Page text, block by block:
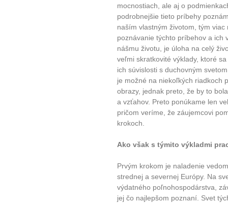
mocnostiach, ale aj o
podrobnejšie tieto príbehy
naším vlastným životom, tým
poznávanie týchto príbehov a ich
nášmu životu, je úloha na celý
veľmi skratkovité výklady, ktoré
ich súvislosti s duchovným
je možné na niekoľkých riadkoch
obrazy, jednak preto, že by to
a vzťahov. Preto ponúkame len
pričom veríme, že záujemcovi
krokoch.
Ako však s týmito výkladmi
Prvým krokom je naladenie
strednej a severnej Európy. Na
výdatného poľnohospodárstva,
jej čo najlepšom poznaní. Svet